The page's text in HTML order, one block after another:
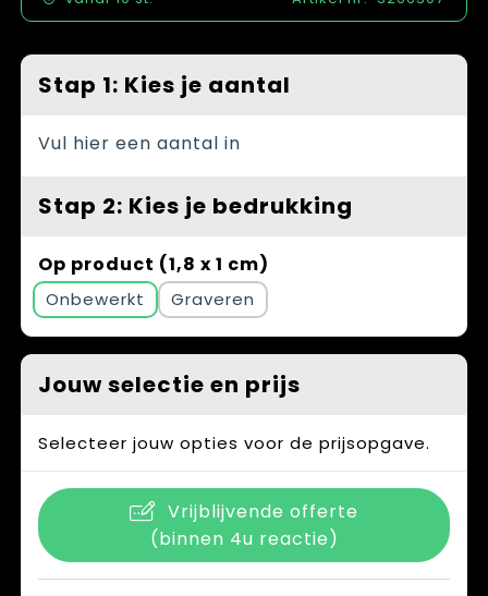
Themapakketten
Veiligheid, Auto en Fiets
Waterflesjes
Bedrijfskleding
Stap 1: Kies je aantal
Vul hier een aantal in
Stap 2: Kies je bedrukking
Op product (1,8 x 1 cm)
Onbewerkt Graveren
Jouw selectie en prijs
Selecteer jouw opties voor de prijsopgave.
Vrijblijvende offerte
(binnen 4u reactie)